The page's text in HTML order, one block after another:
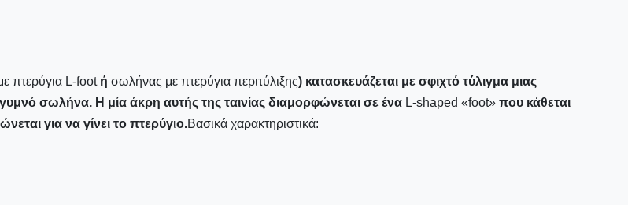
πτερύγια L-footή σωλήνας με πτερύγια περιτύλιξης) κατασκευάζεται με σφιχτό τύλιγμα μιας
σωλήνα. Η μία άκρη αυτής της ταινίας διαμορφώνεται σε ένα L-shaped «foot» που κάθεται
για να γίνει το πτερύγιο.Βασικά χαρακτηριστικά: